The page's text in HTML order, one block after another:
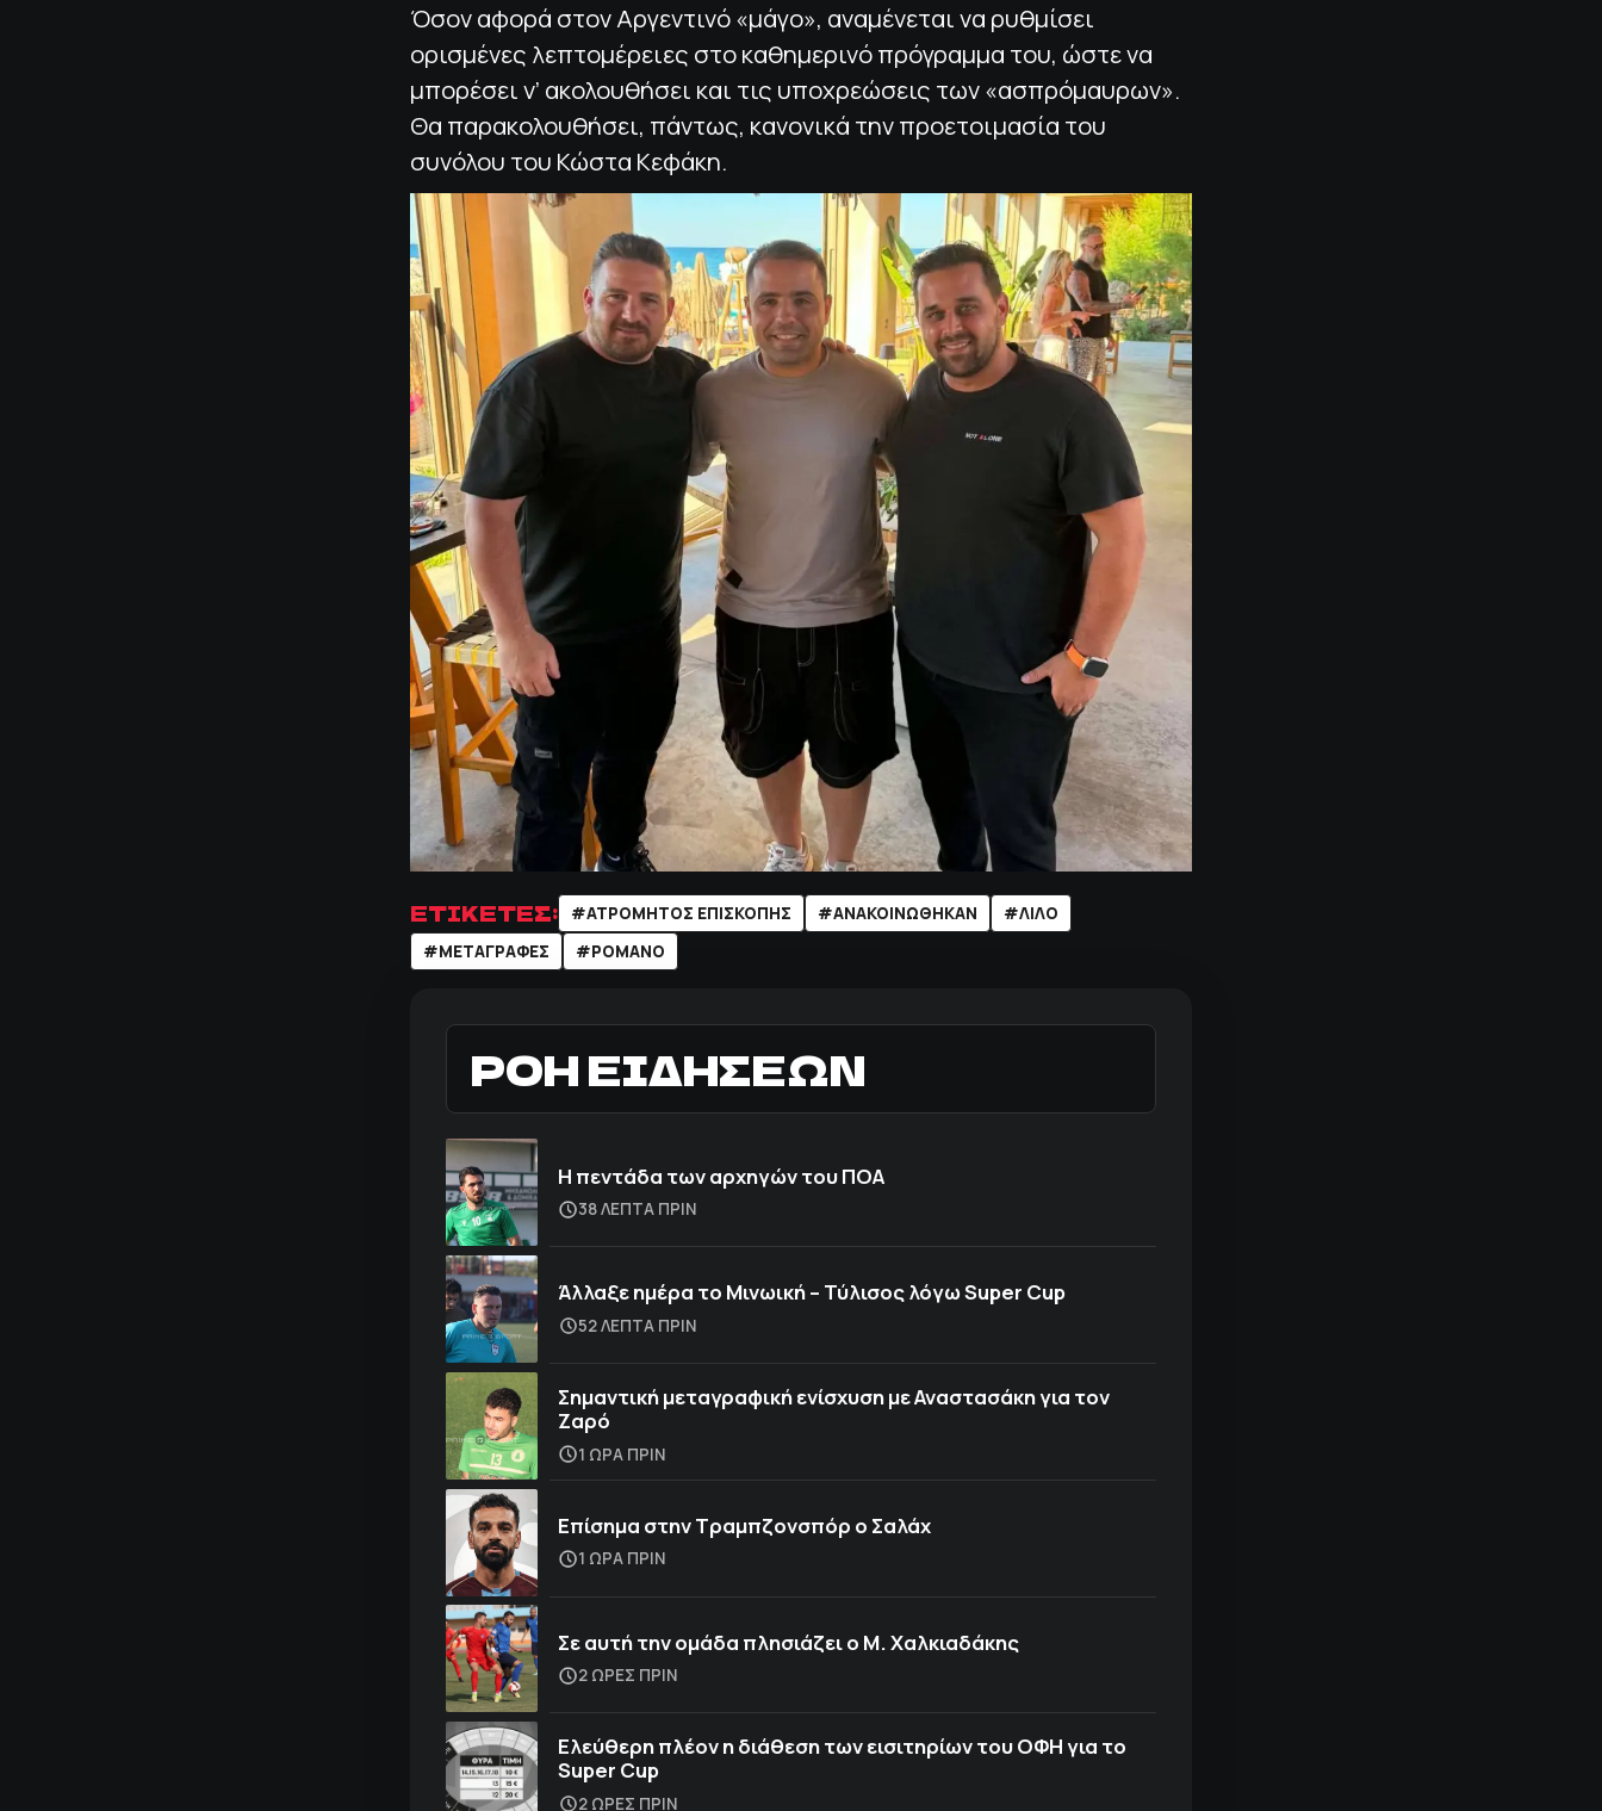
Όσον αφορά στον Αργεντινό «μάγο», αναμένεται να ρυθμίσει
ορισμένες λεπτομέρειες στο καθημερινό πρόγραμμα του, ώστε να
μπορέσει ν’ ακολουθήσει και τις υποχρεώσεις των «ασπρόμαυρων».
Θα παρακολουθήσει, πάντως, κανονικά την προετοιμασία του
συνόλου του Κώστα Κεφάκη.
ΕΤΙΚΕΤΕΣ: #ATΡΟΜΗΤΟΣ ΕΠΙΣΚΟΠΗΣ #ΑΝΑΚΟΙΝΩΘΗΚΑΝ
#ΛΙΛΟ
#ΜΕΤΑΓΡΑΦΕΣ
#ΡΟΜΑΝΟ
ΡΟΗ ΕΙΔΗΣΕΩΝ
Η πεντάδα των αρχηγών του ΠΟΑ
38 ΛΕΠΤΑ ΠΡΙΝ
Άλλαξε ημέρα το Μινωική – Τύλισος λόγω Super Cup
52 ΛΕΠΤΑ ΠΡΙΝ
Σημαντική μεταγραφική ενίσχυση με Αναστασάκη για τον
Ζαρό
1 ΩΡΑ ΠΡΙΝ
Επίσημα στην Τραμπζονσπόρ o Σαλάχ
1 ΩΡΑ ΠΡΙΝ
Σε αυτή την ομάδα πλησιάζει ο Μ. Χαλκιαδάκης
2 ΩΡΕΣ ΠΡΙΝ
Ελεύθερη πλέον η διάθεση των εισιτηρίων του ΟΦΗ για το
Super Cup
2 ΩΡΕΣ ΠΡΙΝ